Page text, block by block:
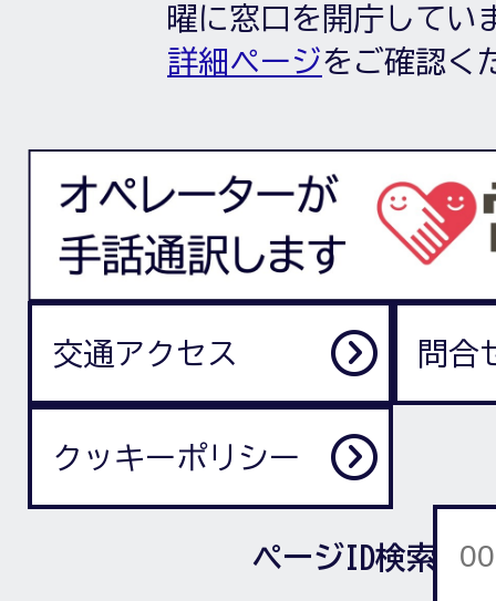
曜に窓口を開庁してい
詳細ページをご確認く
交通アクセス 問合
クッキーポリシー
ページID検索